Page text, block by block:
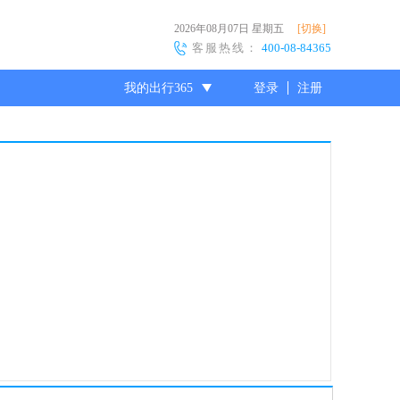
2026年08月07日 星期五 [切换]
客服热线： 400-08-84365
我的出行365 登录 注册